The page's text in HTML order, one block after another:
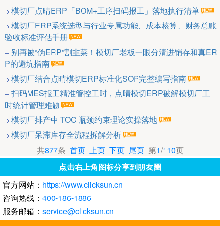
模切厂点晴ERP「BOM+工序扫码报工」落地执行清单
模切厂ERP系统选型与行业专属功能、成本核算、财务总账
验收标准评估手册
别再被“伪ERP”割韭菜！模切厂老板一眼分清进销存和真ER
P的避坑指南
模切厂结合点晴模切ERP标准化SOP完整编写指南
扫码MES报工精准管控工时，点晴模切ERP破解模切厂工
时统计管理难题
模切厂排产中 TOC 瓶颈约束理论实操落地
模切厂呆滞库存全流程拆解分析
共877条 首页 上页 下页 尾页第1/110页
点击右上角图标分享到朋友圈
官方网站： https://www.clicksun.cn
咨询热线： 400-186-1886
服务邮箱： service@clicksun.cn